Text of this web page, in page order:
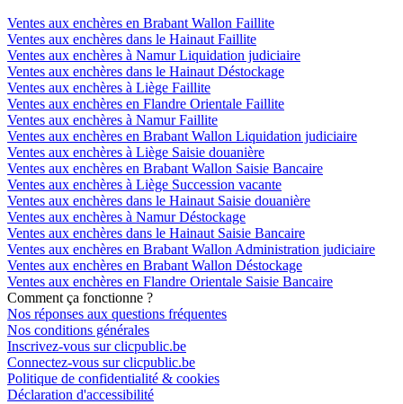
Ventes aux enchères en Brabant Wallon Faillite
Ventes aux enchères dans le Hainaut Faillite
Ventes aux enchères à Namur Liquidation judiciaire
Ventes aux enchères dans le Hainaut Déstockage
Ventes aux enchères à Liège Faillite
Ventes aux enchères en Flandre Orientale Faillite
Ventes aux enchères à Namur Faillite
Ventes aux enchères en Brabant Wallon Liquidation judiciaire
Ventes aux enchères à Liège Saisie douanière
Ventes aux enchères en Brabant Wallon Saisie Bancaire
Ventes aux enchères à Liège Succession vacante
Ventes aux enchères dans le Hainaut Saisie douanière
Ventes aux enchères à Namur Déstockage
Ventes aux enchères dans le Hainaut Saisie Bancaire
Ventes aux enchères en Brabant Wallon Administration judiciaire
Ventes aux enchères en Brabant Wallon Déstockage
Ventes aux enchères en Flandre Orientale Saisie Bancaire
Comment ça fonctionne ?
Nos réponses aux questions fréquentes
Nos conditions générales
Inscrivez-vous sur clicpublic.be
Connectez-vous sur clicpublic.be
Politique de confidentialité & cookies
Déclaration d'accessibilité